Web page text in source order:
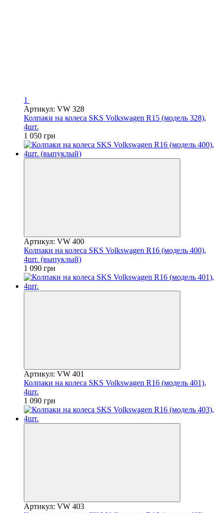
1
Артикул: VW 328
Колпаки на колеса SKS Volkswagen R15 (модель 328),
4шт.
1 050 грн
Артикул: VW 400
Колпаки на колеса SKS Volkswagen R16 (модель 400),
4шт. (выпуклый)
1 090 грн
Артикул: VW 401
Колпаки на колеса SKS Volkswagen R16 (модель 401),
4шт.
1 090 грн
Артикул: VW 403